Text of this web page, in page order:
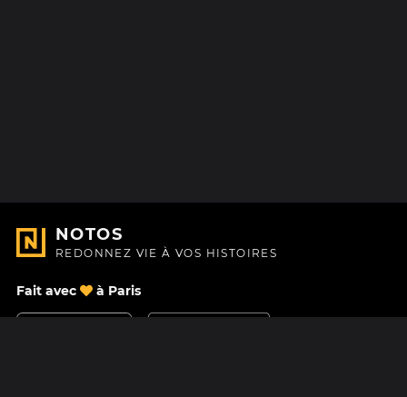
NOTOS
REDONNEZ VIE À VOS HISTOIRES
Fait avec à Paris